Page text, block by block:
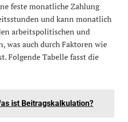
feste monatliche Zahlung
und kann monatlich
arbeitspolitischen und
was auch durch Faktoren wie
Folgende Tabelle fasst die
ist Beitragskalkulation?